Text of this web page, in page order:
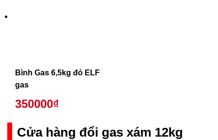
Bình Gas 6,5kg đỏ ELF
gas
350000₫
Cửa hàng đổi gas xám 12kg